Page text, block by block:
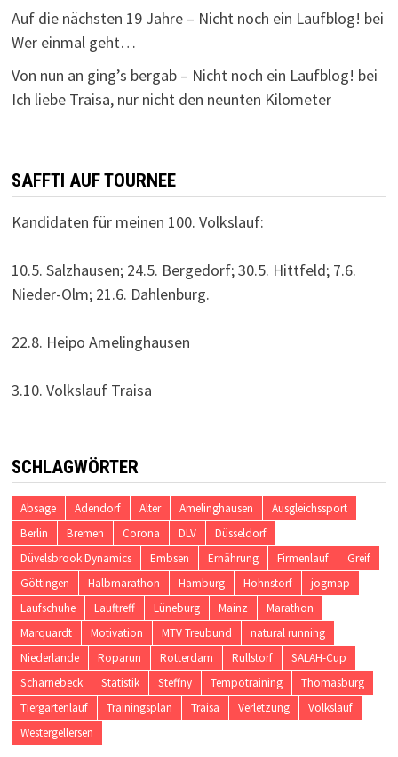
Auf die nächsten 19 Jahre – Nicht noch ein Laufblog! bei
Wer einmal geht…
Von nun an ging’s bergab – Nicht noch ein Laufblog! bei
Ich liebe Traisa, nur nicht den neunten Kilometer
SAFFTI AUF TOURNEE
Kandidaten für meinen 100. Volkslauf:
10.5. Salzhausen; 24.5. Bergedorf; 30.5. Hittfeld; 7.6.
Nieder-Olm; 21.6. Dahlenburg.
22.8. Heipo Amelinghausen
3.10. Volkslauf Traisa
SCHLAGWÖRTER
Absage Adendorf Alter Amelinghausen
Ausgleichssport
Berlin
Bremen Corona DLV
Düsseldorf
Düvelsbrook Dynamics
Embsen Ernährung Firmenlauf
Greif
Göttingen
Halbmarathon Hamburg Hohnstorf
jogmap
Laufschuhe
Lauftreff Lüneburg Mainz
Marathon
Marquardt
Motivation MTV Treubund
natural running
Niederlande
Roparun Rotterdam Rullstorf
SALAH-Cup
Scharnebeck
Statistik Steffny Tempotraining
Thomasburg
Tiergartenlauf
Trainingsplan Traisa Verletzung
Volkslauf
Westergellersen